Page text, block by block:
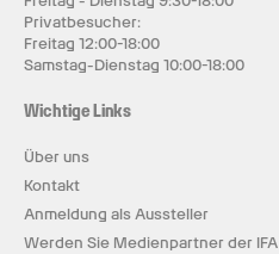
Privatbesucher:
Freitag 12:00-18:00
Samstag-Dienstag 10:00-18:00
Wichtige Links
Über uns
Kontakt
Anmeldung als Aussteller
Werden Sie Medienpartner der IFA